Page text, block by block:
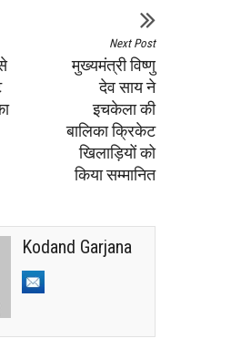
Next Post
मुख्यमंत्री विष्णु
देव साय ने
इचकेला की
बालिका क्रिकेट
खिलाड़ियों को
किया सम्मानित
Kodand Garjana